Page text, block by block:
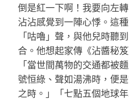
倒是紅一下啊！我要向左
沾沾感覺到一陣心悸。這
「咕嚕」聲，與他兒時聽
合。他想起家傳《沾醬秘
「當世間萬物的交通都被
號恒綠、聲如湯沸時，便
之時。」「七點五個地球